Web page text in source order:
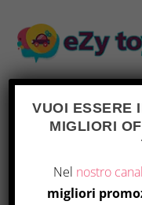
EDITION
VUOI ESSERE
MIGLIORI
Nel nostro
migliori